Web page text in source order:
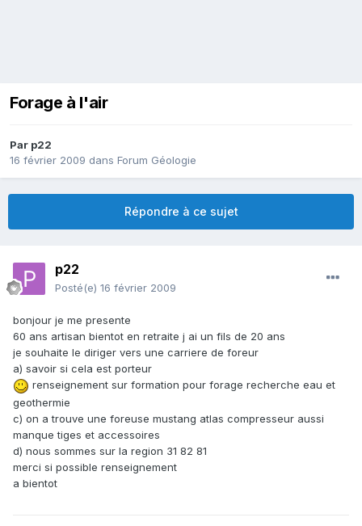
Forage à l'air
Par p22
16 février 2009 dans Forum Géologie
Répondre à ce sujet
p22
Posté(e) 16 février 2009
bonjour je me presente
60 ans artisan bientot en retraite j ai un fils de 20 ans
je souhaite le diriger vers une carriere de foreur
a) savoir si cela est porteur
renseignement sur formation pour forage recherche eau et
geothermie
c) on a trouve une foreuse mustang atlas compresseur aussi
manque tiges et accessoires
d) nous sommes sur la region 31 82 81
merci si possible renseignement
a bientot